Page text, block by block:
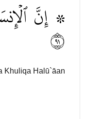
۞ إِنَّ
١٩
Khuliqa Halū`āan